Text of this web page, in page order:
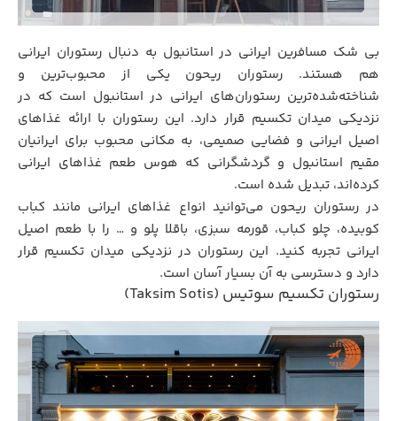
بی شک مسافرین ایرانی در استانبول به دنبال رستوران ایرانی
هم هستند. رستوران ریحون یکی از محبوب‌ترین و
شناخته‌شده‌ترین رستوران‌های ایرانی در استانبول است که در
نزدیکی میدان تکسیم قرار دارد. این رستوران با ارائه غذاهای
اصیل ایرانی و فضایی صمیمی، به مکانی محبوب برای ایرانیان
مقیم استانبول و گردشگرانی که هوس طعم غذاهای ایرانی
کرده‌اند، تبدیل شده است.
در رستوران ریحون می‌توانید انواع غذاهای ایرانی مانند کباب
کوبیده، چلو کباب، قورمه سبزی، باقلا پلو و … را با طعم اصیل
ایرانی تجربه کنید. این رستوران در نزدیکی میدان تکسیم قرار
دارد و دسترسی به آن بسیار آسان است.
رستوران تکسیم سوتیس (Taksim Sotis)